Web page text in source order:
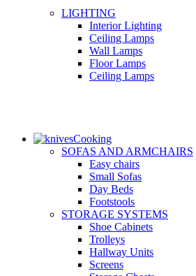
LIGHTING
Interior Lighting
Ceiling Lamps
Wall Lamps
Floor Lamps
Ceiling Lamps
Cooking
SOFAS AND ARMCHAIRS
Easy chairs
Small Sofas
Day Beds
Footstools
STORAGE SYSTEMS
Shoe Cabinets
Trolleys
Hallway Units
Screens